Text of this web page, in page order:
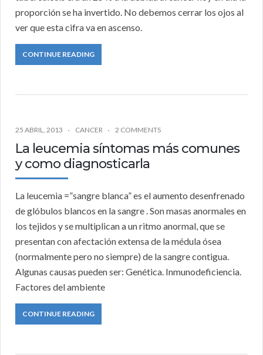
proporción se ha invertido. No debemos cerrar los ojos al
ver que esta cifra va en ascenso.
CONTINUE READING
25 ABRIL, 2013 CANCER 2 COMMENTS
La leucemia síntomas más comunes
y como diagnosticarla
La leucemia =”sangre blanca” es el aumento desenfrenado
de glóbulos blancos en la sangre . Son masas anormales en
los tejidos y se multiplican a un ritmo anormal, que se
presentan con afectación extensa de la médula ósea
(normalmente pero no siempre) de la sangre contigua.
Algunas causas pueden ser: Genética. Inmunodeficiencia.
Factores del ambiente
CONTINUE READING